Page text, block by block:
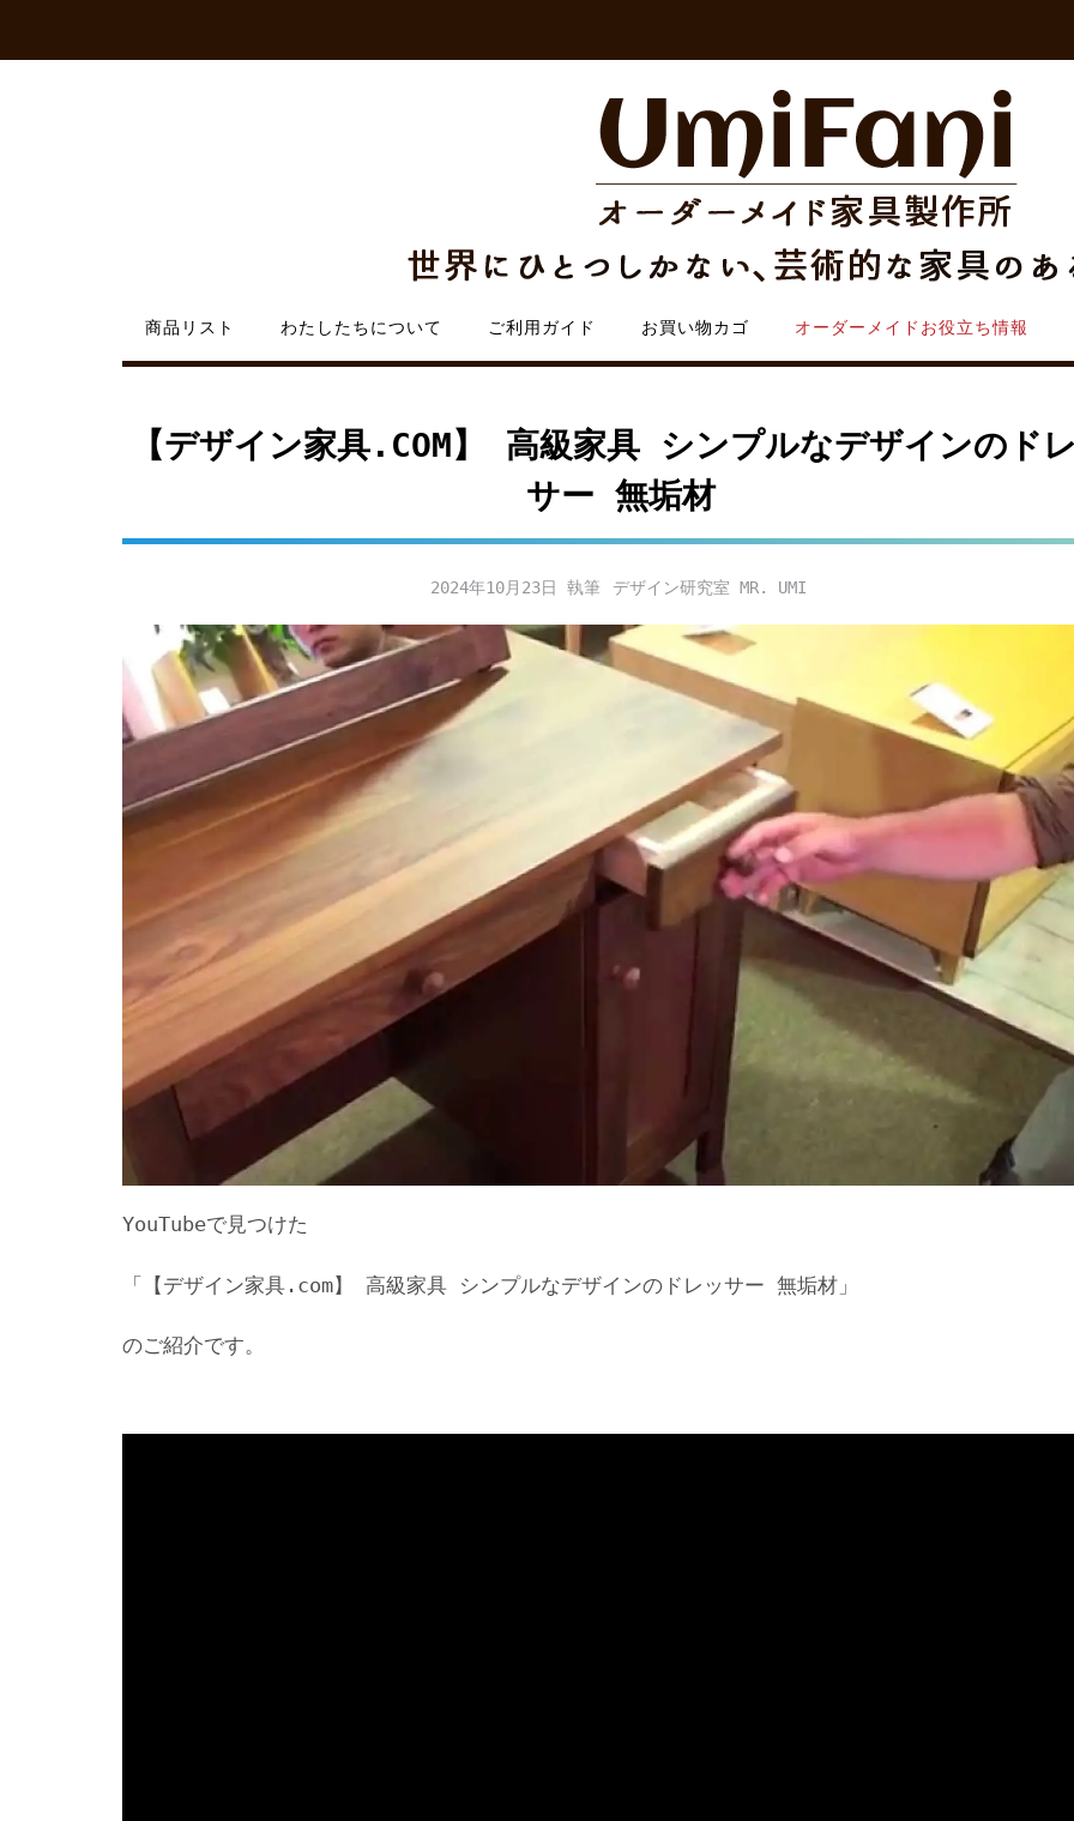
content
商品リスト わたしたちについて ご利用ガイド お買い物カゴ オーダーメイドお役立ち情報
【デザイン家具.COM】 高級家具 シンプルなデザインのド
サー 無垢材
2024年10月23日 デザイン研究室 MR. UMI
YouTubeで見つけた
「【デザイン家具.com】 高級家具 シンプルなデザインのドレッサー 無垢材」
のご紹介です。